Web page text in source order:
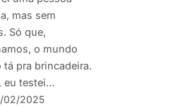
mas sem
Só que,
o mundo
tá pra brincadeira.
eu testei…
02/2025